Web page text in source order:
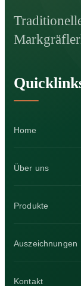
Home
Über uns
Produkte
Auszeichnungen
Kontakt